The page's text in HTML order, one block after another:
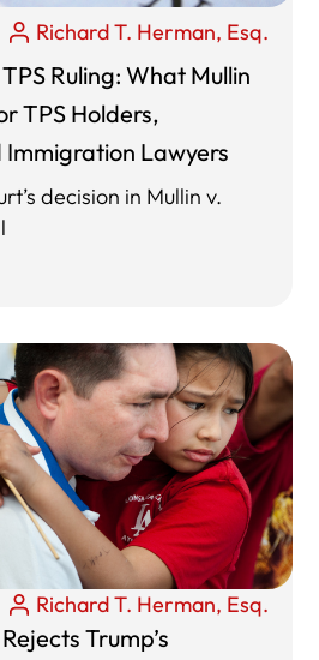
Richard T. Herman, Esq.
Ruling: What Mullin
TPS Holders,
Immigration Lawyers
decision in Mullin v.
Richard T. Herman, Esq.
Trump’s